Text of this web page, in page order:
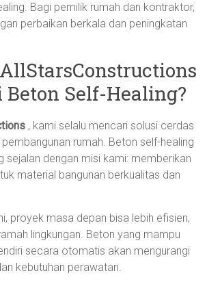
Bagi pemilik rumah dan kontraktor,
perbaikan berkala dan peningkatan
Self-Healing?
, kami selalu mencari solusi cerdas
rumah. Beton self-healing
sejalan dengan misi kami: memberikan
material bangunan berkualitas dan
proyek masa depan bisa lebih efisien,
lingkungan. Beton yang mampu
secara otomatis akan mengurangi
kebutuhan perawatan.